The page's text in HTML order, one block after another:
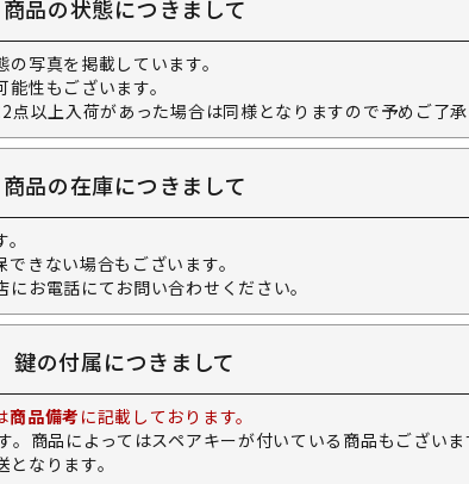
商品の状態につきまして
写真を掲載しています。
性もございます。
以上入荷があった場合は同様となりますので予めご了承
商品の在庫につきまして
きない場合もございます。
お電話にてお問い合わせください。
鍵の付属につきまして
商品備考 に記載しております。
商品によってはスペアキーが付いている商品もございま
なります。